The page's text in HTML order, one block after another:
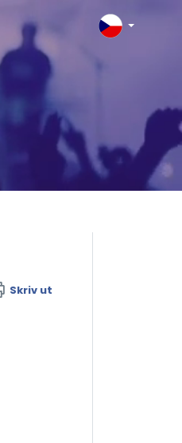
Skriv ut